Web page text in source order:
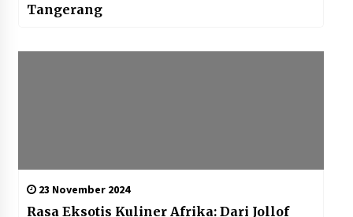
Tangerang
23 November 2024
Rasa Eksotis Kuliner Afrika: Dari Jollof